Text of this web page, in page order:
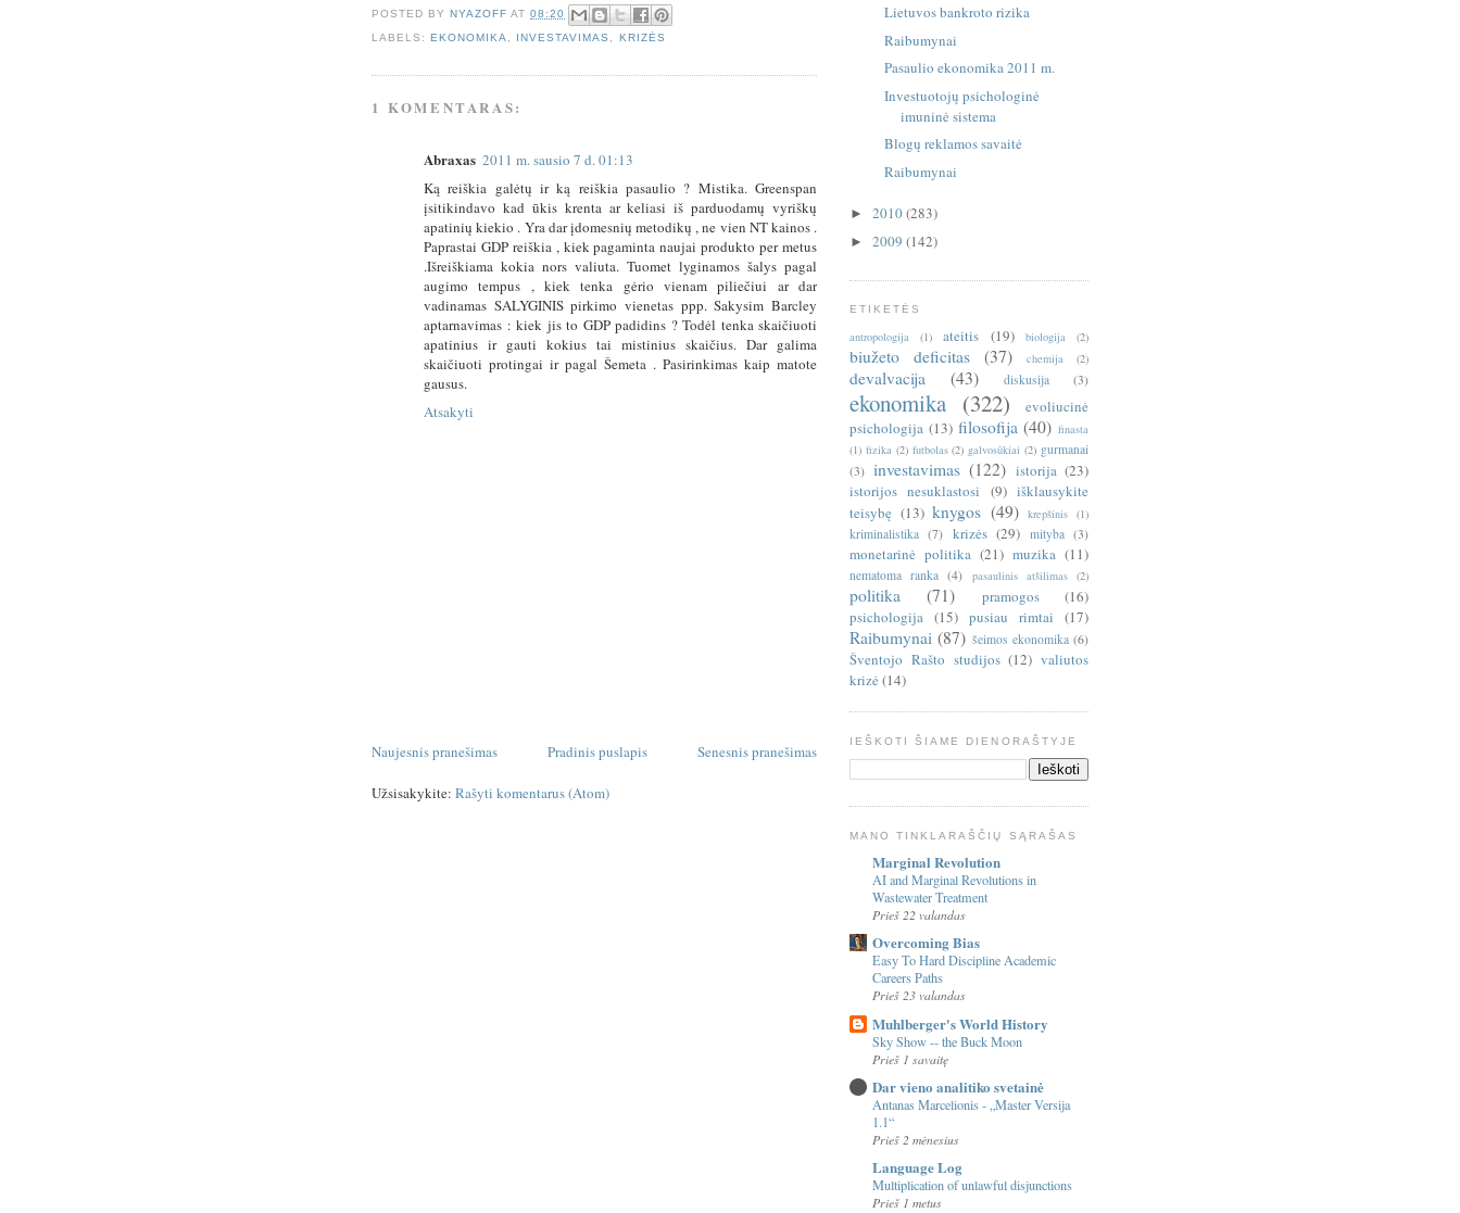
POSTED BYNYAZOFF AT08:20
LABELS:EKONOMIKA INVESTAVIMAS KRIZĖS
1 KOMENTARAS:
Abraxas 2011 m. sausio 7 d. 01:13
Ką reiškia galėtų ir ką reiškia pasaulio ? Mistika. Greenspan
įsitikindavo kad ūkis krenta ar keliasi iš parduodamų vyriškų
apatinių kiekio . Yra dar įdomesnių metodikų , ne vien NT kainos .
Paprastai GDP reiškia , kiek pagaminta naujai produkto per metus
.Išreiškiama kokia nors valiuta. Tuomet lyginamos šalys pagal
augimo tempus , kiek tenka gėrio vienam piliečiui ar dar
vadinamas SALYGINIS pirkimo vienetas ppp. Sakysim Barcley
aptarnavimas : kiek jis to GDP padidins ? Todėl tenka skaičiuoti
apatinius ir gauti kokius tai mistinius skaičius. Dar galima
skaičiuoti protingai ir pagal Šemeta . Pasirinkimas kaip matote
gausus.
Atsakyti
Naujesnis pranešimas Senesnis pranešimas
Pradinis puslapis
Užsisakykite: Rašyti komentarus (Atom)
Lietuvos bankroto rizika
Raibumynai
Pasaulio ekonomika 2011 m.
Investuotojų psichologinė
imuninė sistema
Blogų reklamos savaitė
Raibumynai
► 2010(283)
► 2009 (142)
ETIKETĖS
antropologija (1) ateitis (19) biologija (2)
biužeto deficitas (37) chemija (2)
devalvacija (43) diskusija (3)
ekonomika (322)
evoliucinė
psichologija (13) filosofija (40) finasta
(1) fizika (2) futbolas (2) galvosūkiai (2) gurmanai
(3) investavimas (122) istorija (23)
istorijos nesuklastosi
(9) išklausykite
teisybę (13) knygos (49) krepšinis (1)
kriminalistika (7) krizės (29) mityba (3)
monetarinė politika (21) muzika (11)
nematoma ranka (4) pasaulinis atšilimas (2)
politika (71) pramogos
(16)
psichologija (15) pusiau rimtai (17)
Raibumynai (87) šeimos ekonomika (6)
Šventojo Rašto studijos (12) valiutos
krizė (14)
IEŠKOTI ŠIAME DIENORAŠTYJE
MANO TINKLARAŠČIŲ SĄRAŠAS
Marginal Revolution
AI and Marginal Revolutions in
Wastewater Treatment
Prieš 22 valandas
Overcoming Bias
Easy To Hard Discipline Academic
Careers Paths
Prieš 23 valandas
Muhlberger's World History
Sky Show -- the Buck Moon
Prieš 1 savaitę
Dar vieno analitiko svetainė
Antanas Marcelionis - „Master Versija
1.1“
Prieš 2 mėnesius
Language Log
Multiplication of unlawful disjunctions
Prieš 1 metus